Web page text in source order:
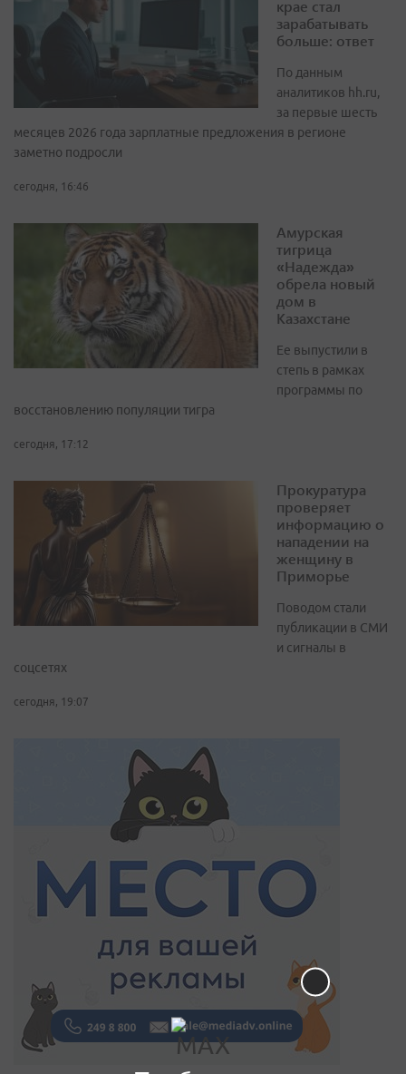
крае стал
зарабатывать
больше: ответ
По данным
аналитиков hh.ru,
за первые шесть
месяцев 2026 года зарплатные предложения в регионе
заметно подросли
сегодня, 16:46
Амурская
тигрица
«Надежда»
обрела новый
дом в
Казахстане
Ее выпустили в
степь в рамках
программы по
восстановлению популяции тигра
сегодня, 17:12
Прокуратура
проверяет
информацию о
нападении на
женщину в
Приморье
Поводом стали
публикации в СМИ
и сигналы в
соцсетях
сегодня, 19:07